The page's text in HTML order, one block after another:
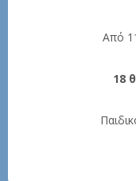
Από
18